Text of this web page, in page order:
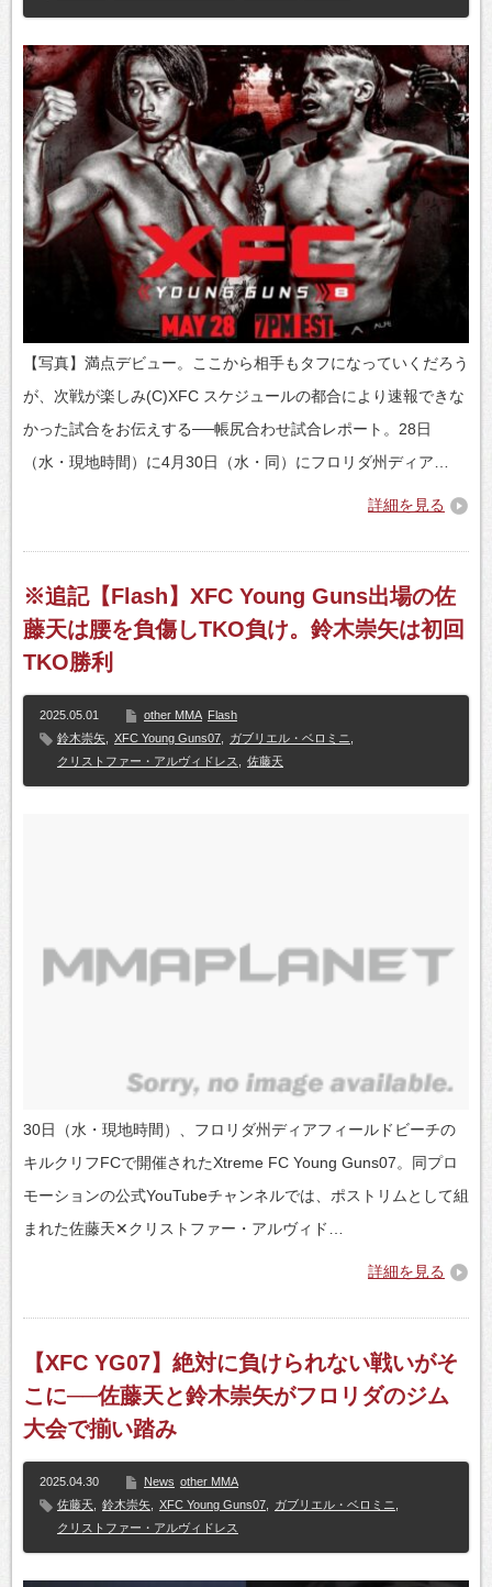
【写真】満点デビュー。ここから相手もタフになっていくだろう
が、次戦が楽しみ(C)XFC スケジュールの都合により速報できな
かった試合をお伝えする──帳尻合わせ試合レポート。28日
（水・現地時間）に4月30日（水・同）にフロリダ州ディア…
詳細を見る
※追記【Flash】XFC Young Guns出場の佐
藤天は腰を負傷しTKO負け。鈴木崇矢は初回
TKO勝利
2025.05.01 other MMA Flash
鈴木崇矢
XFC Young Guns07 ガブリエル・ベロミニ
クリストファー・アルヴィドレス
佐藤天
30日（水・現地時間）、フロリダ州ディアフィールドビーチの
キルクリフFCで開催されたXtreme FC Young Guns07。同プロ
モーションの公式YouTubeチャンネルでは、ポストリムとして組
まれた佐藤天✕クリストファー・アルヴィド…
詳細を見る
【XFC YG07】絶対に負けられない戦いがそ
こに──佐藤天と鈴木崇矢がフロリダのジム
大会で揃い踏み
2025.04.30 News other MMA
佐藤天
鈴木崇矢 XFC Young Guns07 ガブリエル・ベロミニ
クリストファー・アルヴィドレス